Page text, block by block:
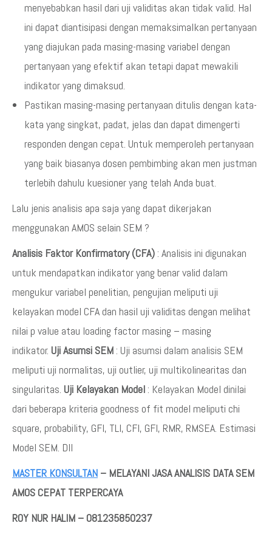
menyebabkan hasil dari uji validitas akan tidak valid. Hal
ini dapat diantisipasi dengan memaksimalkan pertanyaan
yang diajukan pada masing-masing variabel dengan
pertanyaan yang efektif akan tetapi dapat mewakili
indikator yang dimaksud.
Pastikan masing-masing pertanyaan ditulis dengan kata-
kata yang singkat, padat, jelas dan dapat dimengerti
responden dengan cepat. Untuk memperoleh pertanyaan
yang baik biasanya dosen pembimbing akan men justman
terlebih dahulu kuesioner yang telah Anda buat.
Lalu jenis analisis apa saja yang dapat dikerjakan
menggunakan AMOS selain SEM ?
Analisis Faktor Konfirmatory (CFA) : Analisis ini digunakan
untuk mendapatkan indikator yang benar valid dalam
mengukur variabel penelitian, pengujian meliputi uji
kelayakan model CFA dan hasil uji validitas dengan melihat
nilai p value atau loading factor masing – masing
indikator. Uji Asumsi SEM : Uji asumsi dalam analisis SEM
meliputi uji normalitas, uji outlier, uji multikolinearitas dan
singularitas. Uji Kelayakan Model : Kelayakan Model dinilai
dari beberapa kriteria goodness of fit model meliputi chi
square, probability, GFI, TLI, CFI, GFI, RMR, RMSEA. Estimasi
Model SEM. Dll
MASTER KONSULTAN – MELAYANI JASA ANALISIS DATA SEM
AMOS CEPAT TERPERCAYA
ROY NUR HALIM – 081235850237